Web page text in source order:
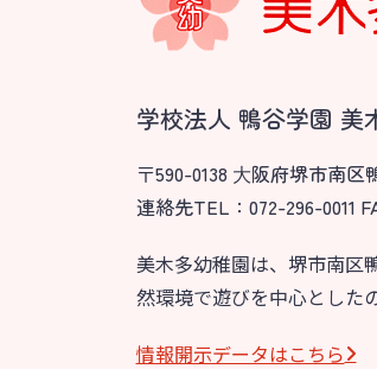
学校法人 鴨谷学園 美
〒590-0138 ⼤阪府堺市南
連絡先TEL：072-296-0011
美木多幼稚園は、堺市南区
然環境で遊びを中心とした
情報開⽰データはこちら
園のこと
安⼼・安全対策
グループ施設・
関係先リンク